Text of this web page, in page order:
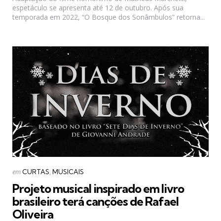
espetáculo se apresenta até 12 de outubro. Após sua
temporada em 2022, “O Bosque dos Sonâmbulos” retorna...
Categorias
Postado
em CURTAS MUSICAIS
Projeto musical inspirado em livro
brasileiro terá canções de Rafael
Oliveira